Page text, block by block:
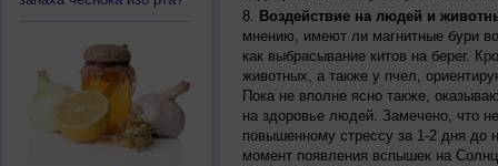
Воздействие на людей и
мнению, имеют ли магнитные бури
как выбрасывание китов на берег.
животных, а также у пчел,
Пока не вполне ясно также,
на здоровье людей. Замечено, что
повышенному стрессу за 1-2 дня до
момент появления вспышек на